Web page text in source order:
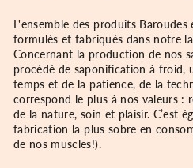
L'ensemble des produits Baroudes
formulés et fabriqués dans notre
Concernant la production de nos
procédé de saponification à froid,
temps et de la patience, de la
correspond le plus à nos valeurs :
de la nature, soin et plaisir. C’est
fabrication la plus sobre en
de nos muscles!).